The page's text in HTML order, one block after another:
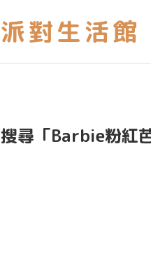
搜尋「Barbie粉紅